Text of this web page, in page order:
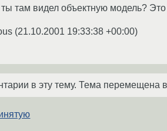
ты там видел объектную модель?
(21.10.2001 19:33:38 +00:00)
в эту тему. Тема перемещена